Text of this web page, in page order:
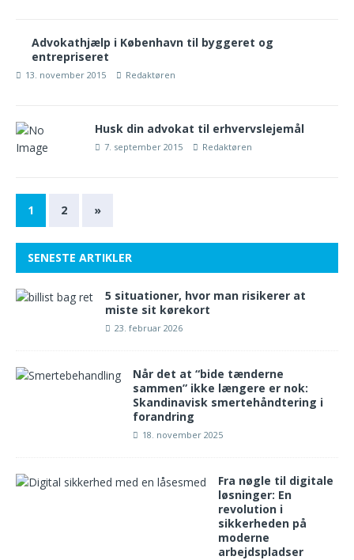
Advokathjælp i København til byggeret og
entrepriseret
13. november 2015 Redaktøren
Husk din advokat til erhvervslejemål
7. september 2015 Redaktøren
1 2 »
SENESTE ARTIKLER
5 situationer, hvor man risikerer at
miste sit kørekort
23. februar 2026
Når det at “bide tænderne
sammen” ikke længere er nok:
Skandinavisk smertehåndtering i
forandring
18. november 2025
Fra nøgle til digitale
løsninger: En
revolution i
sikkerheden på
moderne
arbejdspladser